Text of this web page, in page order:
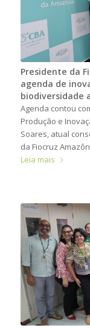
Presidente da
agenda de
biodiversidade
Agenda contou
Produção e
Soares, atual
da Fiocruz
Leia mais